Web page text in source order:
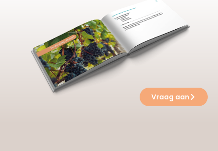
Vraag aan